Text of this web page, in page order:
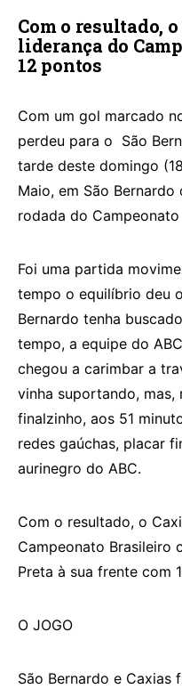
Com o resultado,
liderança do
12 pontos
Com um gol marcado
perdeu para o São
tarde deste domingo
Maio, em São
rodada do
Foi uma partida
tempo o equilíbrio deu
Bernardo tenha
tempo, a equipe do
chegou a carimbar a
vinha suportando, mas,
finalzinho, aos 51
redes gaúchas, placar
aurinegro do ABC.
Com o resultado, o
Campeonato Brasileiro
Preta à sua frente com
O JOGO
São Bernardo e Caxias